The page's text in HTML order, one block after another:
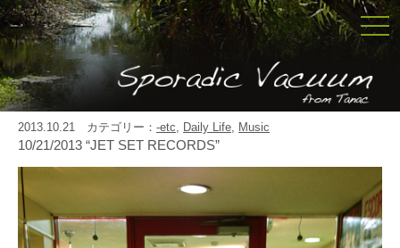
2013.10.21 カテゴリー： -etc, Daily Life, Music
10/21/2013 “JET SET RECORDS”